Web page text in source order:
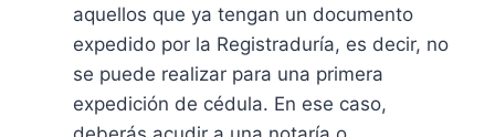
aquellos que ya tengan un documento
expedido por la Registraduría, es decir, no
se puede realizar para una primera
expedición de cédula. En ese caso,